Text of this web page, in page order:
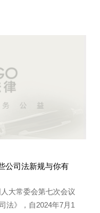
公司法新规与你有
大常委会第七次会议
法》，自2024年7月1